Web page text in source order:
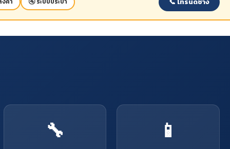
เฟอร์นิเจอร์ กรอบรูปหรือแม้กระทั่งเครื่อง
ดนตรี เพราะเป็นไม้ละเอียด ไม่เปลี่ยนรูปทรง
ทนทานเป็นไม้ประดับภายในบ้าน
🔧 📱